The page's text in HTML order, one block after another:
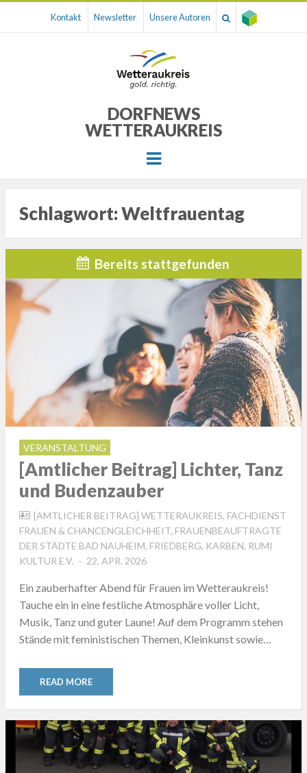
Kontakt Newsletter Unsere Autoren
DORFNEWS
WETTERAUKREIS
Menu
Schlagwort:Weltfrauentag
Bereits stattgefunden
VERANSTALTUNG
[Amtlicher Beitrag] Lichter, Tanz
und Budenzauber
[AMTLICHER BEITRAG] WETTERAUKREIS, FACHDIENST
FRAUEN & CHANCENGLEICHHEIT, FRAUENBEAUFTRAGTE
DER STÄDTE BAD NAUHEIM, FRIEDBERG, KARBEN, RUMI
KULTUR E.V.
POSTED
22. APR. 2026
Ein zauberhafter Abend für Frauen im Wetteraukreis!
Tauche ein in eine festliche Atmosphäre voller Licht,
Musik, Tanz und guter Laune! Auf dem Programm stehen
Stände mit feministischen Themen, Kleinkunst sowie…
READ MORE